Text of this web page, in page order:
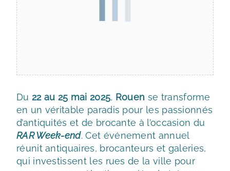
Du 22 au 25 mai 2025, Rouen se transforme
en un véritable paradis pour les passionnés
d’antiquités et de brocante à l’occasion du
RAR Week-end. Cet événement annuel
réunit antiquaires, brocanteurs et galeries,
qui investissent les rues de la ville pour